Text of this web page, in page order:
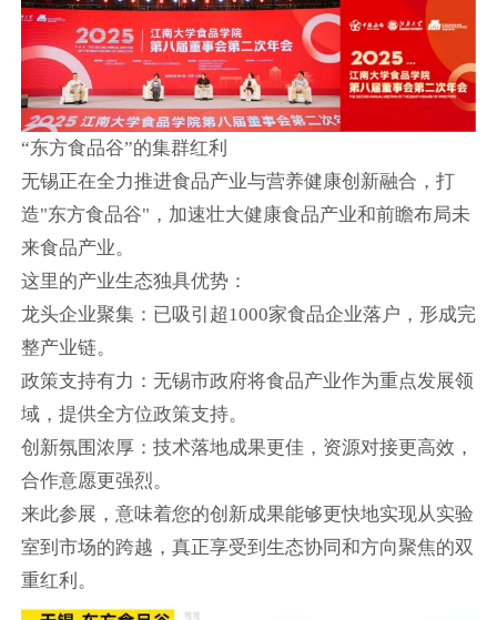
“东方食品谷”的集群红利
无锡正在全力推进食品产业与营养健康创新融合，打
造"东方食品谷"，加速壮大健康食品产业和前瞻布局未
来食品产业。
这里的产业生态独具优势：
龙头企业聚集：已吸引超1000家食品企业落户，形成完
整产业链。
政策支持有力：无锡市政府将食品产业作为重点发展领
域，提供全方位政策支持。
创新氛围浓厚：技术落地成果更佳，资源对接更高效，
合作意愿更强烈。
来此参展，意味着您的创新成果能够更快地实现从实验
室到市场的跨越，真正享受到生态协同和方向聚焦的双
重红利。